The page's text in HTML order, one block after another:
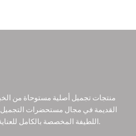
القديمة في مجال مستحضرات
اللطيفة المخصصة بالكامل للعناية بجمالك بأكثر الطرق طبيعية.